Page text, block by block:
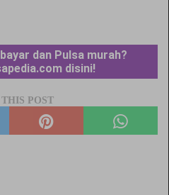
dan Pulsa murah?
disini!
POST